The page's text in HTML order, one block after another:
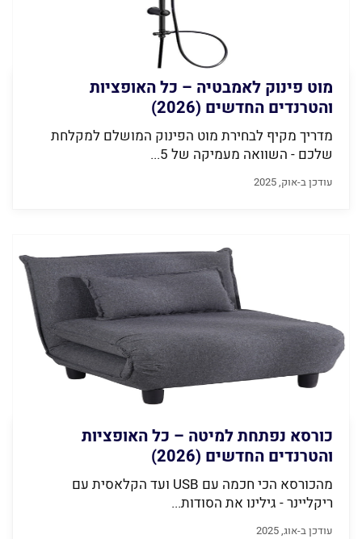
מוט פינוק לאמבטיה – כל האופציות
והטרנדים החדשים (2026)
מדריך מקיף לבחירת מוט הפינוק המושלם למקלחת
שלכם - השוואה מעמיקה של 5...
עודכן ב-אוק, 2025
כורסא נפתחת למיטה – כל האופציות
והטרנדים החדשים (2026)
מהכורסא הכי חכמה עם USB ועד הקלאסית עם
ריקליינר - גילינו את הסודות...
עודכן ב-אוג, 2025